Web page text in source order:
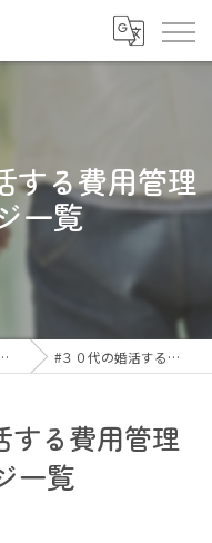
する費用管理
一覧
なら有限会社ジョイント企画 #３０代の婚活する費用管理術
する費用管理
一覧